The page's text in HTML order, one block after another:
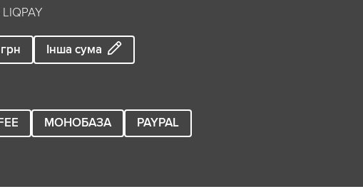
грн Інша сума
МОНОБАЗА PAYPAL